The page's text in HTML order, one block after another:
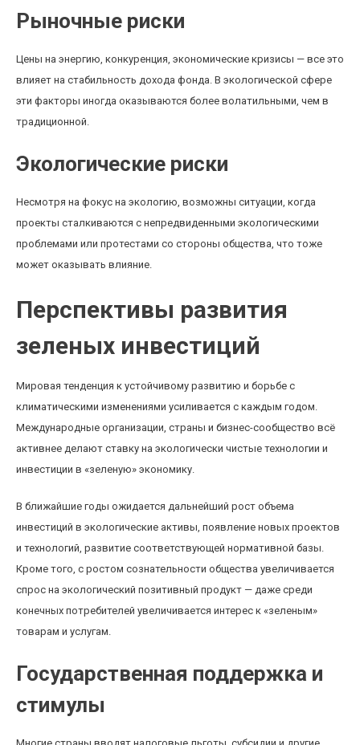
Рыночные риски
Цены на энергию, конкуренция, экономические кризисы — все это
влияет на стабильность дохода фонда. В экологической сфере
эти факторы иногда оказываются более волатильными, чем в
традиционной.
Экологические риски
Несмотря на фокус на экологию, возможны ситуации, когда
проекты сталкиваются с непредвиденными экологическими
проблемами или протестами со стороны общества, что тоже
может оказывать влияние.
Перспективы развития
зеленых инвестиций
Мировая тенденция к устойчивому развитию и борьбе с
климатическими изменениями усиливается с каждым годом.
Международные организации, страны и бизнес-сообщество всё
активнее делают ставку на экологически чистые технологии и
инвестиции в «зеленую» экономику.
В ближайшие годы ожидается дальнейший рост объема
инвестиций в экологические активы, появление новых проектов
и технологий, развитие соответствующей нормативной базы.
Кроме того, с ростом сознательности общества увеличивается
спрос на экологический позитивный продукт — даже среди
конечных потребителей увеличивается интерес к «зеленым»
товарам и услугам.
Государственная поддержка и
стимулы